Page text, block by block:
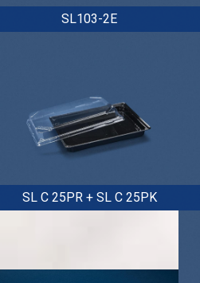
SL103-2E
SL C 25PR + SL C 25PK